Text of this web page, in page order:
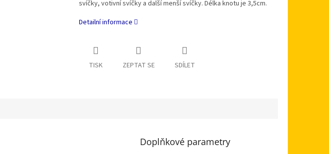
svíčky, votivní svíčky a další menší svíčky. Délka knotu je 3,5cm.
Detailní informace
TISK ZEPTAT SE SDÍLET
Doplňkové parametry